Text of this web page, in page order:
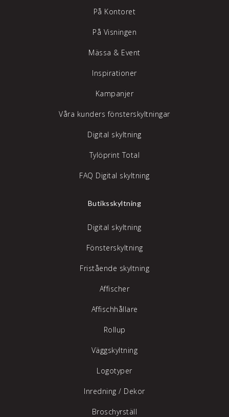
På Kontoret
På Visningen
Mässa & Event
Inspirationer
Kampanjer
Våra kunders fönsterskyltningar
Digital skyltning
Tylöprint Total
FAQ Digital skyltning
Butiksskyltning
Digital skyltning
Fönsterskyltning
Fristående skyltning
Affischer
Affischhållare
Rollup
Väggskyltning
Logotyper
Inredning / Dekor
Broschyrställ